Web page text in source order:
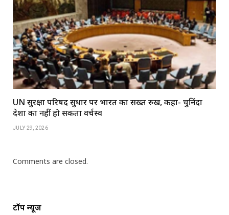
UN सुरक्षा परिषद सुधार पर भारत का सख्त रुख, कहा- चुनिंदा
देशों का नहीं हो सकता वर्चस्व
JULY 29, 2026
Comments are closed.
टॉप न्यूज